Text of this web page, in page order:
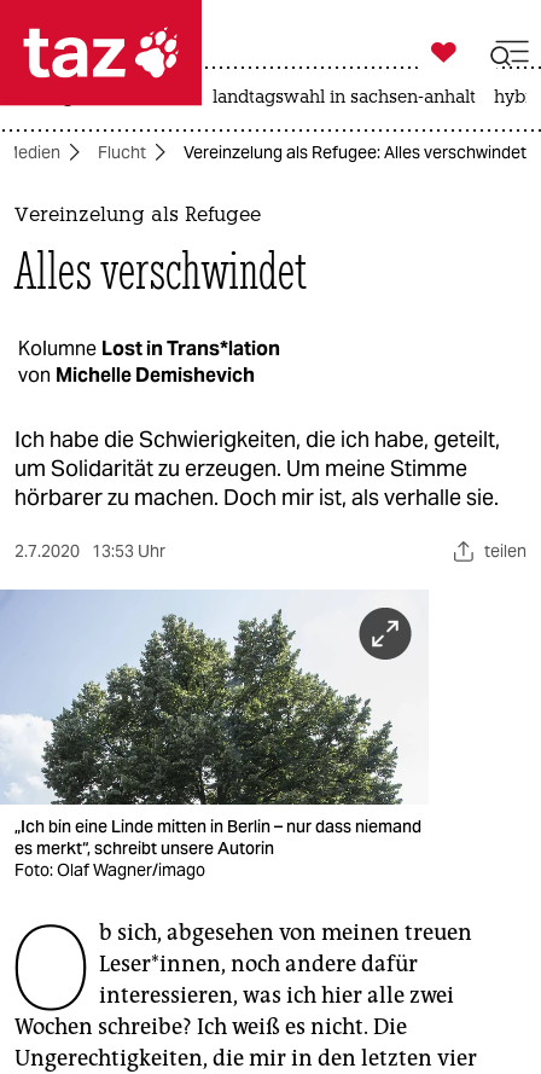
 taz zahl ich
taz zahl ich
themen
politik
gesellschaft
kultur
sport
berlin
nord
verlag
verlag
veranstaltungen
shop
unterstützen
abo
genossenschaft

taz zahl ich
landtagswahl in sachsen-anhalt
Medien Flucht Vereinzelung als Refugee: Alles verschwindet
Vereinzelung als Refugee
Alles verschwindet
Kolumne Lost in Trans*lation
von Michelle Demishevich
Ich habe die Schwierigkeiten, die ich habe, geteilt,
um Solidarität zu erzeugen. Um meine Stimme
hörbarer zu machen. Doch mir ist, als verhalle sie.
2.7.2020 13:53 Uhr teilen
„Ich bin eine Linde mitten in Berlin – nur dass niemand
es merkt“, schreibt unsere Autorin
Foto: Olaf Wagner/imago
O b sich, abgesehen von meinen treuen
Leser*innen, noch andere dafür
interessieren, was ich hier alle zwei
Wochen schreibe? Ich weiß es nicht. Die
Ungerechtigkeiten, die mir in den letzten vier